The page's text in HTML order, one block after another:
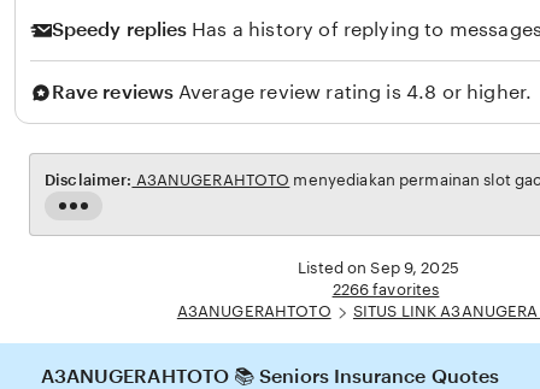
r
t
o
Speedy replies Has a history of replying to
Rave reviews Average review rating is 4.8 or higher.
Read
the
Disclaimer: A3ANUGERAHTOTO menyediakan permainan slot
Listed on Sep 9, 2025
2266 favorites
A3ANUGERAHTOTO
SITUS LINK
A3ANUGERAHTOTO 📚 Seniors Insurance Quotes